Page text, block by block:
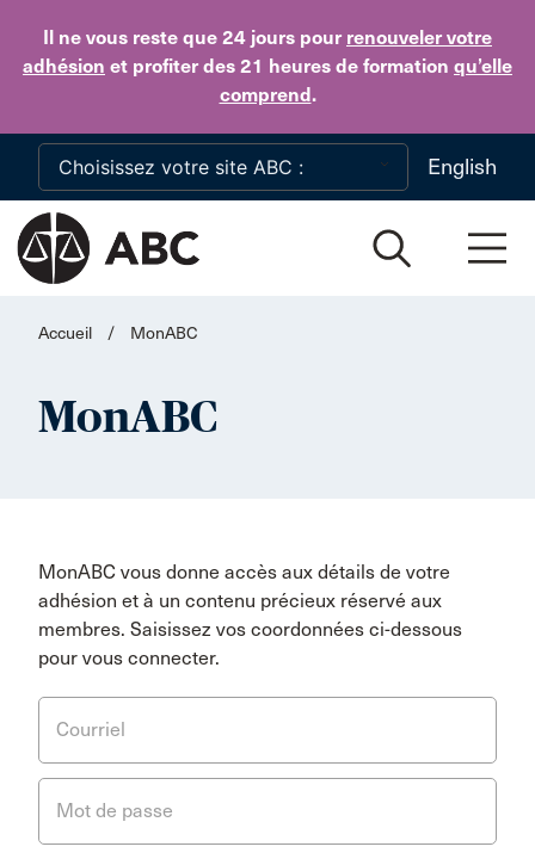
Il ne vous reste que 24 jours pour renouveler votre
adhésion et profiter des 21 heures de formation qu’elle
comprend.
Skip to main content
English
Accueil / MonABC
MonABC
MonABC vous donne accès aux détails de votre
adhésion et à un contenu précieux réservé aux
membres. Saisissez vos coordonnées ci-dessous
pour vous connecter.
Courriel
Mot de passe